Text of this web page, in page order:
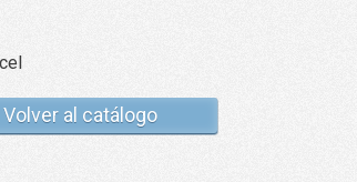
Volver al catálogo